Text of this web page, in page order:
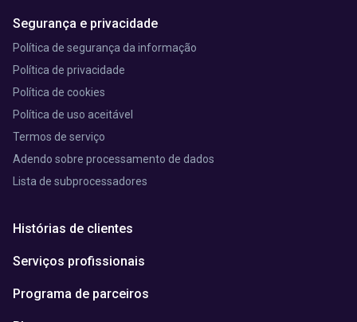
Segurança e privacidade
Política de segurança da informação
Política de privacidade
Política de cookies
Política de uso aceitável
Termos de serviço
Adendo sobre processamento de dados
Lista de subprocessadores
Histórias de clientes
Serviços profissionais
Programa de parceiros